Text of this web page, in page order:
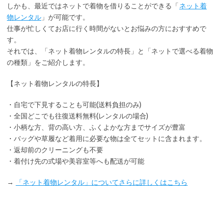
しかも、最近ではネットで着物を借りることができる「 ネット着
物レンタル 」が可能です。
仕事が忙しくてお店に行く時間がないとお悩みの方におすすめで
す。
それでは、「ネット着物レンタルの特長」と「ネットで選べる着物
の種類」をご紹介します。
【ネット着物レンタルの特長】
・ 自宅で下見することも可能(送料負担のみ)
・全国どこでも往復送料無料(レンタルの場合)
・小柄な方、背の高い方、ふくよかな方までサイズが豊富
・バッグや草履など着用に必要な物は全てセット に含まれます。
・返却前のクリーニングも不要
・着付け先の式場や美容室等へも配送が可能
→ 「ネット着物レンタル」についてさらに詳しくはこちら